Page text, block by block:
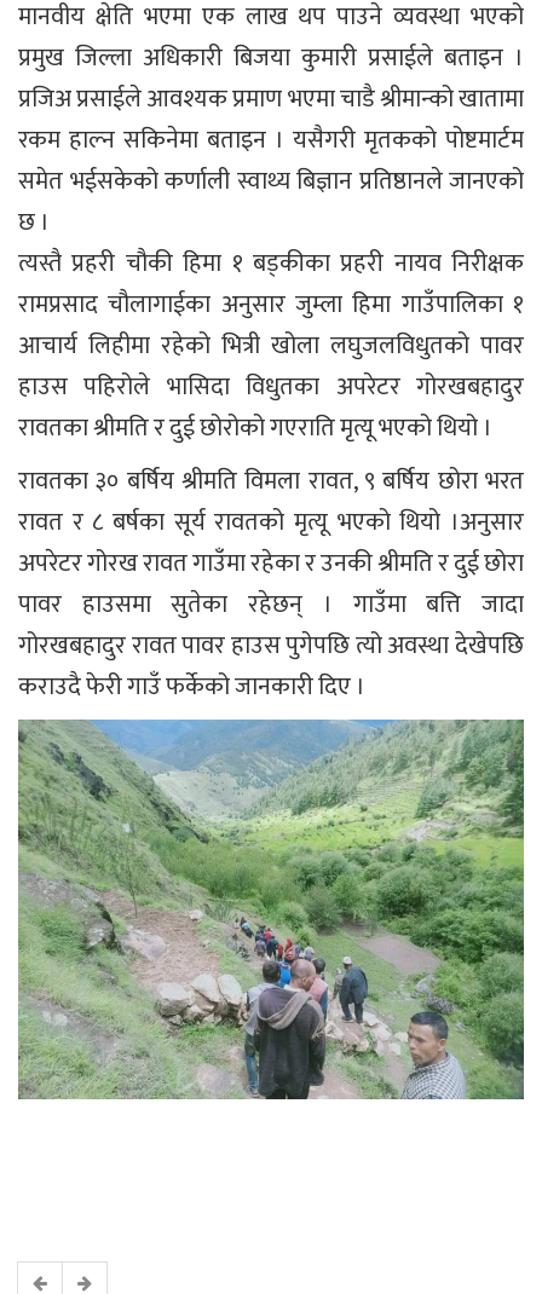
मानवीय क्षेति भएमा एक लाख थप पाउने व्यवस्था भएको
प्रमुख जिल्ला अधिकारी बिजया कुमारी प्रसाईले बताइन ।
प्रजिअ प्रसाईले आवश्यक प्रमाण भएमा चाडै श्रीमान्को खातामा
रकम हाल्न सकिनेमा बताइन । यसैगरी मृतकको पोष्टमार्टम
समेत भईसकेको कर्णाली स्वाथ्य बिज्ञान प्रतिष्ठानले जानएको
छ ।
त्यस्तै प्रहरी चौकी हिमा १ बड्कीका प्रहरी नायव निरीक्षक
रामप्रसाद चौलागाईका अनुसार जुम्ला हिमा गाउँपालिका १
आचार्य लिहीमा रहेको भित्री खोला लघुजलविधुतको पावर
हाउस पहिरोले भासिदा विधुतका अपरेटर गोरखबहादुर
रावतका श्रीमति र दुई छोरोको गएराति मृत्यू भएको थियो ।
रावतका ३० बर्षिय श्रीमति विमला रावत, ९ बर्षिय छोरा भरत
रावत र ८ बर्षका सूर्य रावतको मृत्यू भएको थियो ।अनुसार
अपरेटर गोरख रावत गाउँमा रहेका र उनकी श्रीमति र दुई छोरा
पावर हाउसमा सुतेका रहेछन् । गाउँमा बत्ति जादा
गोरखबहादुर रावत पावर हाउस पुगेपछि त्यो अवस्था देखेपछि
कराउदै फेरी गाउँ फर्केको जानकारी दिए ।